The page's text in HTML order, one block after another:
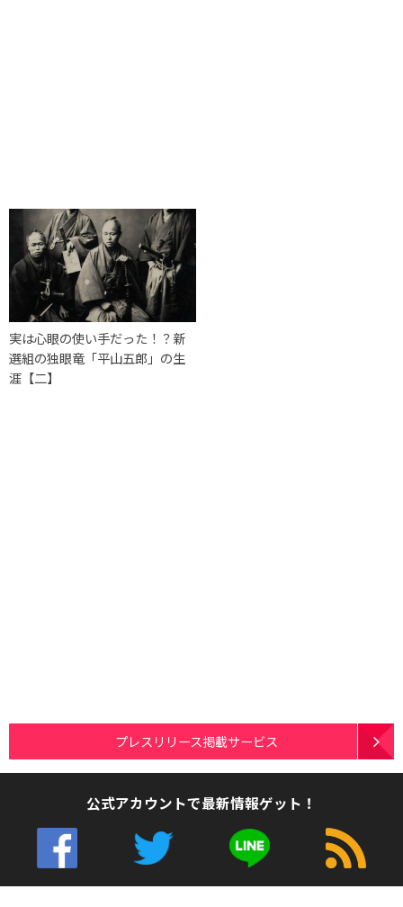
実は心眼の使い手だった！？新
選組の独眼竜「平山五郎」の生
涯【二】
プレスリリース掲載サービス
公式アカウントで最新情報ゲット！